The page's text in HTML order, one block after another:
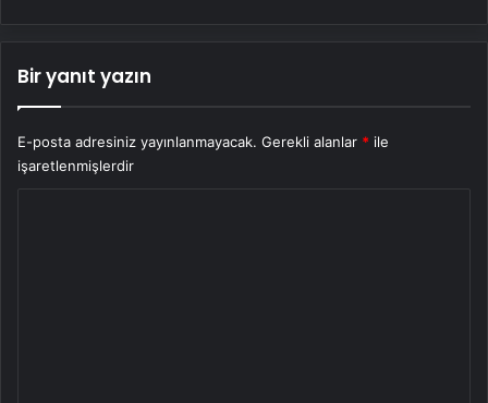
Bir yanıt yazın
E-posta adresiniz yayınlanmayacak. Gerekli alanlar * ile
işaretlenmişlerdir